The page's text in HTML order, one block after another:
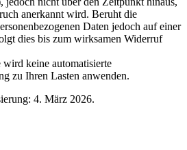
anerkannt wird. Beruht die
Daten jedoch auf einer
dies bis zum wirksamen Widerruf
keine automatisierte
zu Ihren Lasten anwenden.
4. März 2026.